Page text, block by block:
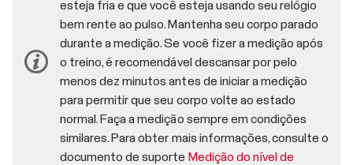
esteja fria e que você esteja usando seu relógio
bem rente ao pulso. Mantenha seu corpo parado
durante a medição. Se você fizer a medição após
o treino, é recomendável descansar por pelo
menos dez minutos antes de iniciar a medição
para permitir que seu corpo volte ao estado
normal. Faça a medição sempre em condições
similares. Para obter mais informações, consulte o
documento de suporte Medição do nível de